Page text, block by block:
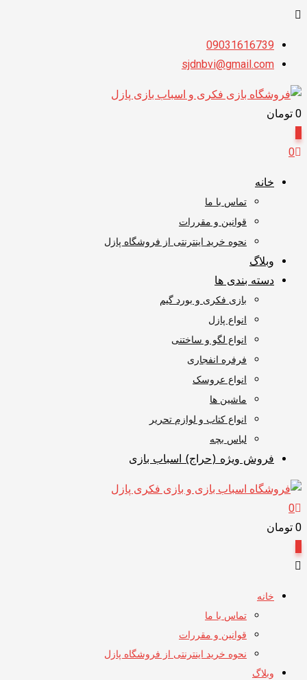
پرش
محتوا
09031616739
sjdnbvi@gmail.com
0 تومان
0
خانه
تماس با ما
قوانین و مقررات
نحوه خرید اینترنتی از فروشگاه پازل
وبلاگ
دسته بندی ها
بازی فکری و بورد گیم
انواع پازل
انواع لگو و ساختنی
فرفره انفجاری
انواع عروسک
ماشین ها
انواع کتاب و لوازم تحریر
لباس بچه
فروش ویژه (حراج) اسباب بازی
0
0 تومان
خانه
تماس با ما
قوانین و مقررات
نحوه خرید اینترنتی از فروشگاه پازل
وبلاگ